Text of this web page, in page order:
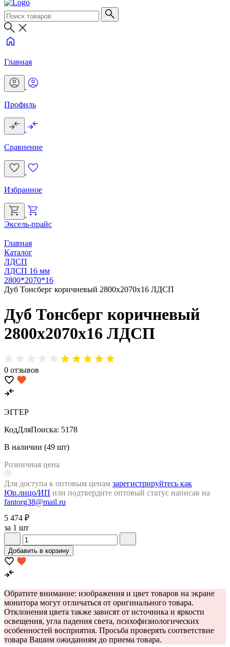
Главная
Профиль
Сравнение
Избранное
Эксель-прайс
Главная
Каталог
ЛДСП
ЛДСП 16 мм
2800*2070*16
Дуб Тонсберг коричневый 2800х2070х16 ЛДСП
Дуб Тонсберг коричневый
2800х2070х16 ЛДСП
0 отзывов
ЭГГЕР
КодДляПоиска: 5178
В наличии (49 шт)
Розничная цена
Для доступа к оптовым ценам зарегистрируйтесь как
Юр.лицо/ИП или подтвердите оптовый статус написав на
fantorg38@mail.ru
5 474 ₽
за 1 шт
Добавить в корзину
Обратите внимание: изображения и цвет товаров на экране
монитора могут отличаться от оригинального товара.
Отклонения цвета также зависят от источника и яркости
освещения, угла падения света, психофизиологических
особенностей восприятия. Просьба проверять соответствие
товара Вашим ожиданиям до приема товара.